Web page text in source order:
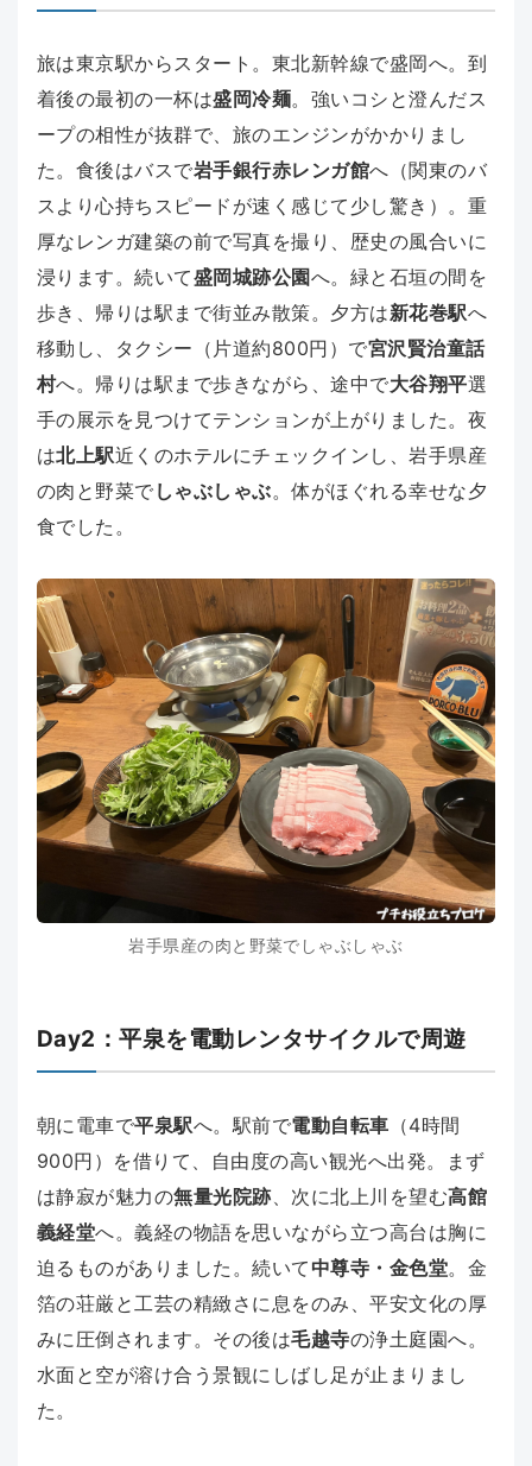
旅は東京駅からスタート。東北新幹線で盛岡へ。到
着後の最初の一杯は盛岡冷麺。強いコシと澄んだス
ープの相性が抜群で、旅のエンジンがかかりまし
た。食後はバスで岩手銀行赤レンガ館へ（関東のバ
スより心持ちスピードが速く感じて少し驚き）。重
厚なレンガ建築の前で写真を撮り、歴史の風合いに
浸ります。続いて盛岡城跡公園へ。緑と石垣の間を
歩き、帰りは駅まで街並み散策。夕方は新花巻駅へ
移動し、タクシー（片道約800円）で宮沢賢治童話
村へ。帰りは駅まで歩きながら、途中で大谷翔平選
手の展示を見つけてテンションが上がりました。夜
は北上駅近くのホテルにチェックインし、岩手県産
の肉と野菜で しゃぶしゃぶ。体がほぐれる幸せな夕
食でした。
岩手県産の肉と野菜でしゃぶしゃぶ
Day2：平泉を電動レンタサイクルで周遊
朝に電車で平泉駅へ。駅前で電動自転車 （4時間
900円）を借りて、自由度の高い観光へ出発。まず
は静寂が魅力の無量光院跡、次に北上川を望む高館
義経堂へ。義経の物語を思いながら立つ高台は胸に
迫るものがありました。続いて 中尊寺・金色堂。金
箔の荘厳と工芸の精緻さに息をのみ、平安文化の厚
みに圧倒されます。その後は毛越寺の浄土庭園へ。
水面と空が溶け合う景観にしばし足が止まりまし
た。